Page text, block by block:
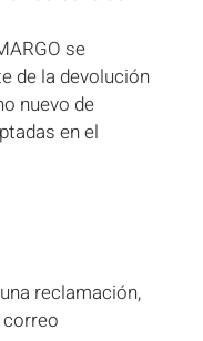
se
de la devolución
nuevo de
en el
reclamación,